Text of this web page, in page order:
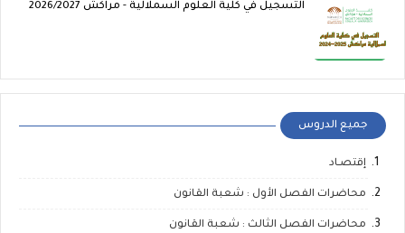
التسجيل في كلية العلوم السملالية - مراكش 2026/2027
جميع الدروس
إقتصـاد
محاضرات الفصل الأول : شعبة القانون
محاضرات الفصل الثالث : شعبة القانون